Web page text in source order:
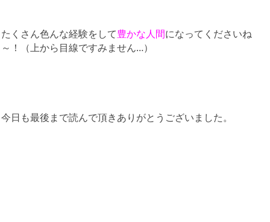
たくさん色んな経験をして豊かな人間になってくださいね
～！（上から目線ですみません…）
今日も最後まで読んで頂きありがとうございました。